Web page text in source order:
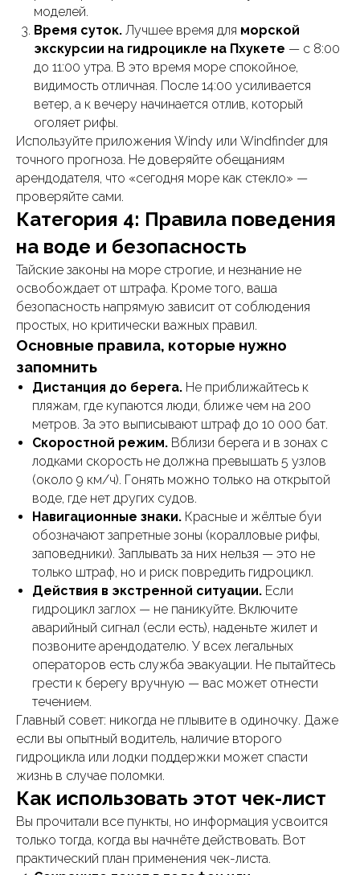
моделей.
Время суток. Лучшее время для морской
экскурсии на гидроцикле на Пхукете — с 8:00
до 11:00 утра. В это время море спокойное,
видимость отличная. После 14:00 усиливается
ветер, а к вечеру начинается отлив, который
оголяет рифы.
Используйте приложения Windy или Windfinder для
точного прогноза. Не доверяйте обещаниям
арендодателя, что «сегодня море как стекло» —
проверяйте сами.
Категория 4: Правила поведения
на воде и безопасность
Тайские законы на море строгие, и незнание не
освобождает от штрафа. Кроме того, ваша
безопасность напрямую зависит от соблюдения
простых, но критически важных правил.
Основные правила, которые нужно
запомнить
Дистанция до берега. Не приближайтесь к
пляжам, где купаются люди, ближе чем на 200
метров. За это выписывают штраф до 10 000 бат.
Скоростной режим. Вблизи берега и в зонах с
лодками скорость не должна превышать 5 узлов
(около 9 км/ч). Гонять можно только на открытой
воде, где нет других судов.
Навигационные знаки. Красные и жёлтые буи
обозначают запретные зоны (коралловые рифы,
заповедники). Заплывать за них нельзя — это не
только штраф, но и риск повредить гидроцикл.
Действия в экстренной ситуации. Если
гидроцикл заглох — не паникуйте. Включите
аварийный сигнал (если есть), наденьте жилет и
позвоните арендодателю. У всех легальных
операторов есть служба эвакуации. Не пытайтесь
грести к берегу вручную — вас может отнести
течением.
Главный совет: никогда не плывите в одиночку. Даже
если вы опытный водитель, наличие второго
гидроцикла или лодки поддержки может спасти
жизнь в случае поломки.
Как использовать этот чек-лист
Вы прочитали все пункты, но информация усвоится
только тогда, когда вы начнёте действовать. Вот
практический план применения чек-листа.